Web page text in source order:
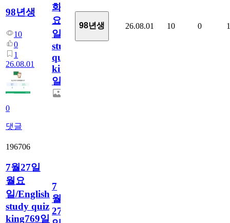
98년생
10
0
1
26.08.01
0
댓글
화
요
일/English
study
quiz
king770
일
98년생 26.08.01 10 0 1
196706
7월27일
월요
일/English
study quiz
king769일
7
월
27